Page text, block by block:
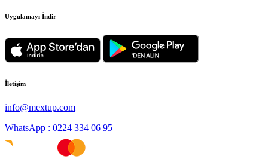
Uygulamayı İndir
İletişim
info@mextup.com
WhatsApp : 0224 334 06 95